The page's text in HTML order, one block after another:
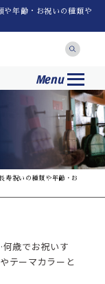
年齢・お祝いの種類や
Menu
寿祝いの種類や年齢・お
歳でお祝いす
テーマカラーと